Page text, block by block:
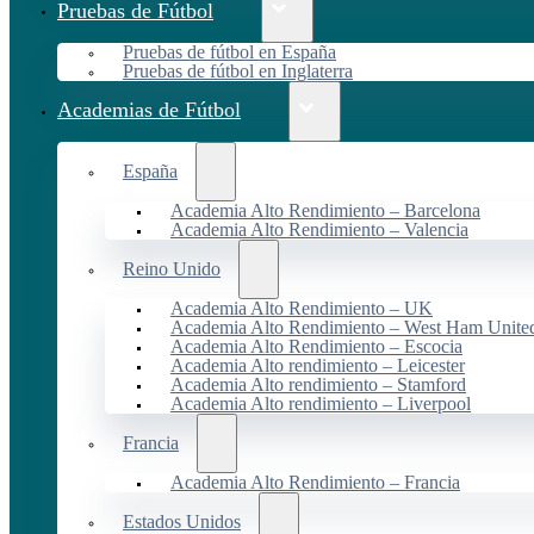
Pruebas de Fútbol
Pruebas de fútbol en España
Pruebas de fútbol en Inglaterra
Academias de Fútbol
España
Academia Alto Rendimiento – Barcelona
Academia Alto Rendimiento – Valencia
Reino Unido
Academia Alto Rendimiento – UK
Academia Alto Rendimiento – West Ham
Academia Alto Rendimiento – Escocia
Academia Alto rendimiento – Leicester
Academia Alto rendimiento – Stamford
Academia Alto rendimiento – Liverpool
Francia
Academia Alto Rendimiento – Francia
Estados Unidos